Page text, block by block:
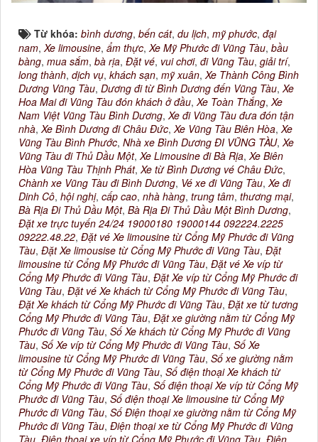
Từ khóa: bình dương, bến cát, du lịch, mỹ phước, đại
nam,Xe limousine, ẩm thực,Xe Mỹ Phước đi Vũng Tàu, bầu
bàng, mua sắm, bà rịa, Đặt vé, vui chơi, đi Vũng Tàu, giải trí,
long thành, dịch vụ, khách sạn, mỹ xuân,Xe Thành Công Bình
Dương Vũng Tàu, Dương đi từ Bình Dương đến Vũng Tàu,Xe
Hoa Mai đi Vũng Tàu đón khách ở đầu,Xe Toàn Thắng,Xe
Nam Việt Vũng Tàu Bình Dương,Xe đi Vũng Tàu đưa đón tận
nhà,Xe Bình Dương đi Châu Đức,Xe Vũng Tàu Biên Hòa,Xe
Vũng Tàu Bình Phước, Nhà xe Bình Dương ĐI VŨNG TÀU,Xe
Vũng Tàu đi Thủ Dầu Một,Xe Limousine đi Bà Rịa,Xe Biên
Hòa Vũng Tàu Thịnh Phát,Xe từ Bình Dương vé Châu Đức,
Chành xe Vũng Tàu đi Bình Dương, Vé xe đi Vũng Tàu,Xe đi
Dinh Cô, hội nghị, cấp cao, nhà hàng, trung tâm, thương mại,
Bà Rịa Đi Thủ Dầu Một, Bà Rịa Đi Thủ Dầu Một Bình Dương,
Đặt xe trực tuyến 24/24 19000180 19000144 092224.2225
09222.48.22, Đặt vé Xe limousine từ Cổng Mỹ Phước đi Vũng
Tàu, Đặt Xe limousise từ Cổng Mỹ Phước đi Vũng Tàu, Đặt
limousine từ Cổng Mỹ Phước đi Vũng Tàu, Đặt vé Xe víp từ
Cổng Mỹ Phước đi Vũng Tàu, Đặt Xe víp từ Cổng Mỹ Phước đi
Vũng Tàu, Đặt vé Xe khách từ Cổng Mỹ Phước đi Vũng Tàu,
Đặt Xe khách từ Cổng Mỹ Phước đi Vũng Tàu, Đặt xe từ tương
Cổng Mỹ Phước đi Vũng Tàu, Đặt xe giường nằm từ Cổng Mỹ
Phước đi Vũng Tàu, Số Xe khách từ Cổng Mỹ Phước đi Vũng
Tàu, Số Xe víp từ Cổng Mỹ Phước đi Vũng Tàu, Số Xe
limousine từ Cổng Mỹ Phước đi Vũng Tàu, Số xe giường nằm
từ Cổng Mỹ Phước đi Vũng Tàu, Số điện thoại Xe khách từ
Cổng Mỹ Phước đi Vũng Tàu, Số điện thoại Xe víp từ Cổng Mỹ
Phước đi Vũng Tàu, Số điện thoại Xe limousine từ Cổng Mỹ
Phước đi Vũng Tàu, Số Điện thoại xe giường nằm từ Cổng Mỹ
Phước đi Vũng Tàu, Điện thoại xe từ Cổng Mỹ Phước đi Vũng